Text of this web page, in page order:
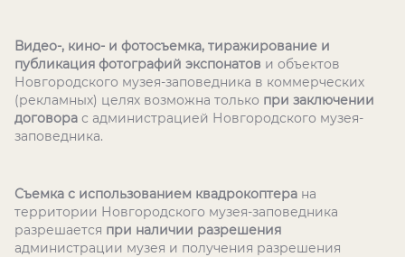
Видео-, кино- и фотосъемка, тиражирование и
публикация фотографий экспонатов и объектов
Новгородского музея-заповедника в коммерческих
(рекламных) целях возможна только при заключении
договора с администрацией Новгородского музея-
заповедника.
Съемка с использованием квадрокоптера на
территории Новгородского музея-заповедника
разрешается при наличии разрешения
администрации музея и получения разрешения